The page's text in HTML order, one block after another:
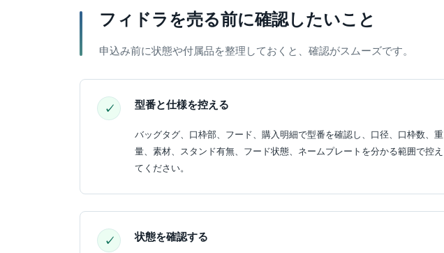
フィドラを売る前に確認したいこと
申込み前に状態や付属品を整理しておくと、確認がスムーズです。
型番と仕様を控える
バッグタグ、口枠部、フード、購入明細で型番を確認し、口径、口枠数、重
量、素材、スタンド有無、フード状態、ネームプレートを分かる範囲で控え
てください。
状態を確認する